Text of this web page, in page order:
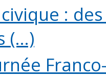
:
(...)